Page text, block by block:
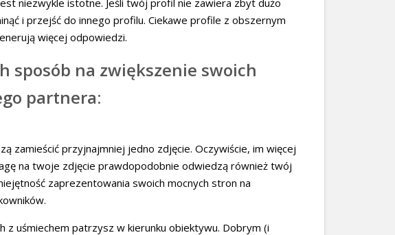
niezwykle istotne. Jeśli twój profil nie zawiera zbyt dużo
i przejść do innego profilu. Ciekawe profile z obszernym
więcej odpowiedzi.
sposób na zwiększenie swoich
partnera:
zamieścić przyjnajmniej jedno zdjęcie. Oczywiście, im więcej
na twoje zdjęcie prawdopodobnie odwiedzą również twój
zaprezentowania swoich mocnych stron na
z uśmiechem patrzysz w kierunku obiektywu. Dobrym (i